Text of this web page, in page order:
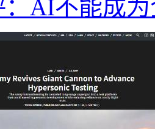
AI不能成